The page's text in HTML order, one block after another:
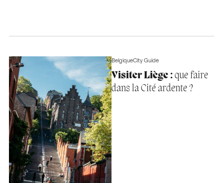
BelgiqueCity Guide
Visiter Liège :que faire
dans la Cité ardente ?